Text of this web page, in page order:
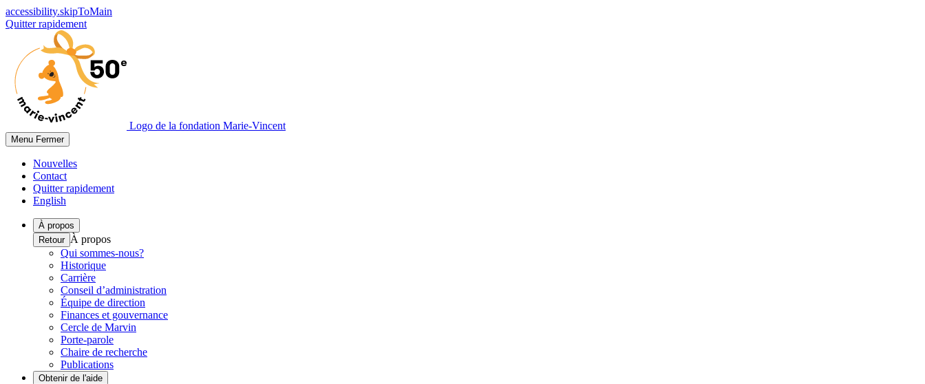
accessibility.skipToMain
Quitter rapidement
Logo de la fondation Marie-Vincent
Menu Fermer
Nouvelles
Contact
Quitter rapidement
English
À propos
Retour À propos
Qui sommes-nous?
Historique
Carrière
Conseil d’administration
Équipe de direction
Finances et gouvernance
Cercle de Marvin
Porte-parole
Chaire de recherche
Publications
Obtenir de l'aide